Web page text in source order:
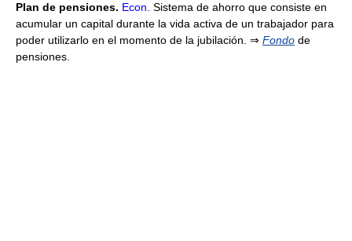
Plan de pensiones. Econ. Sistema de ahorro que consiste en
acumular un capital durante la vida activa de un trabajador para
poder utilizarlo en el momento de la jubilación. ⇒ Fondo de
pensiones.